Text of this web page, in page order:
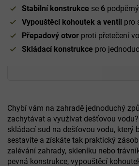
Stabilní konstrukce se 6
Vypouštěcí kohoutek a ventil pro
Přepadový otvor proti přetečení
Skládací konstrukce pro
Chybí vám na zahradě jednoduchý
zachytávat a využívat dešťovou
skládací sud na dešťovou vodu, který
sestavíte a získáte tak praktický
zalévání zahrady, skleníku nebo
pevná konstrukce, vypouštěcí